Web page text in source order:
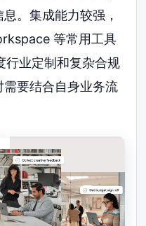
。集成能力较强，
等常用工具
行业定制和复杂合规
要结合自身业务流